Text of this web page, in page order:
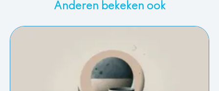
Anderen bekeken ook